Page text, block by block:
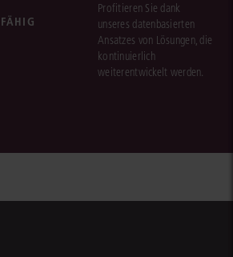
Profitieren Sie dank
unseres datenbasierten
Ansatzes von Lösungen, die
kontinuierlich
weiterentwickelt werden.